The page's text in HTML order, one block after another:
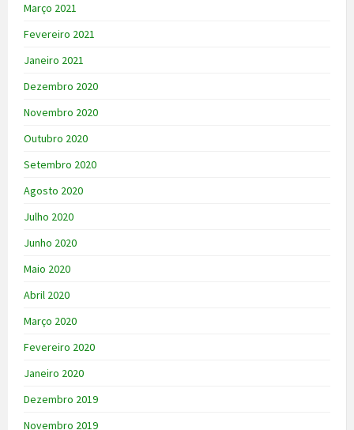
Março 2021
Fevereiro 2021
Janeiro 2021
Dezembro 2020
Novembro 2020
Outubro 2020
Setembro 2020
Agosto 2020
Julho 2020
Junho 2020
Maio 2020
Abril 2020
Março 2020
Fevereiro 2020
Janeiro 2020
Dezembro 2019
Novembro 2019